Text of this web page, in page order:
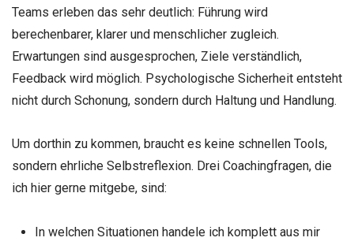
Teams erleben das sehr deutlich: Führung wird
berechenbarer, klarer und menschlicher zugleich.
Erwartungen sind ausgesprochen, Ziele verständlich,
Feedback wird möglich. Psychologische Sicherheit entsteht
nicht durch Schonung, sondern durch Haltung und Handlung.
Um dorthin zu kommen, braucht es keine schnellen Tools,
sondern ehrliche Selbstreflexion. Drei Coachingfragen, die
ich hier gerne mitgebe, sind:
In welchen Situationen handele ich komplett aus mir